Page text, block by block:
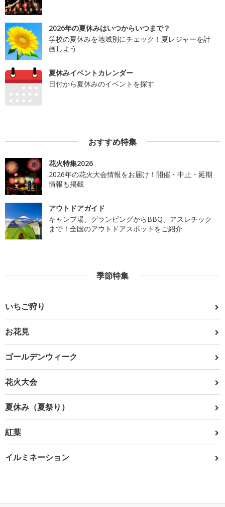
2026年の夏休みはいつからいつまで？
学校の夏休みを地域別にチェック！夏レジャーを計
画しよう
夏休みイベントカレンダー
日付から夏休みのイベントを探す
おすすめ特集
花火特集2026
2026年の花火大会情報をお届け！開催・中止・延期
情報も掲載
アウトドアガイド
キャンプ場、グランピングからBBQ、アスレチック
まで！全国のアウトドアスポットをご紹介
季節特集
いちご狩り
お花見
ゴールデンウィーク
花火大会
夏休み（夏祭り）
紅葉
イルミネーション